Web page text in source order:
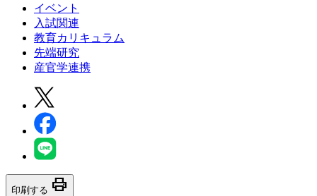
イベント
入試関連
教育カリキュラム
先端研究
産官学連携
印刷する print